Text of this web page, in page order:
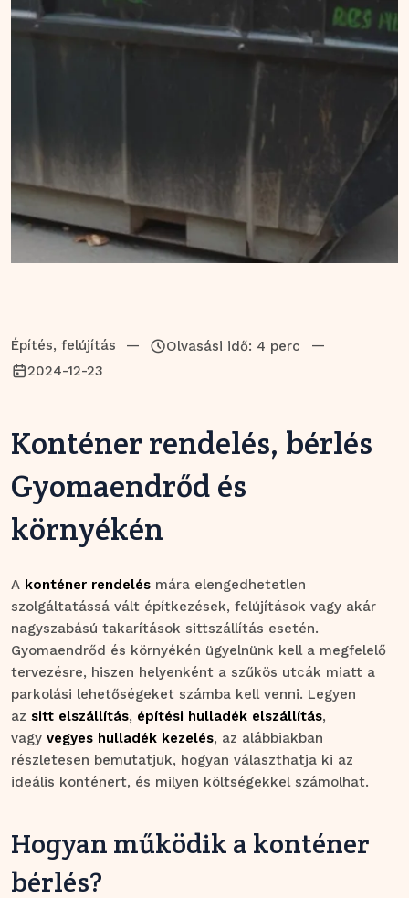
Építés, felújítás — Olvasási idő: 4 perc
—
2024-12-23
Konténer rendelés, bérlés
Gyomaendrőd és
környékén
A konténer rendelés mára elengedhetetlen
szolgáltatássá vált építkezések, felújítások vagy akár
nagyszabású takarítások sittszállítás esetén.
Gyomaendrőd és környékén ügyelnünk kell a megfelelő
tervezésre, hiszen helyenként a szűkös utcák miatt a
parkolási lehetőségeket számba kell venni. Legyen
az sitt elszállítás, építési hulladék elszállítás,
vagy vegyes hulladék kezelés, az alábbiakban
részletesen bemutatjuk, hogyan választhatja ki az
ideális konténert, és milyen költségekkel számolhat.
Hogyan működik a konténer
bérlés?